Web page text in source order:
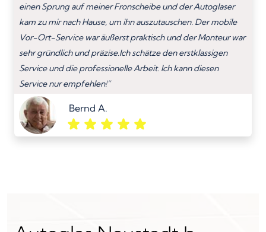
einen Sprung auf meiner Fronscheibe und der Autoglaser
kam zu mir nach Hause, um ihn auszutauschen. Der mobile
Vor-Ort-Service war äußerst praktisch und der Monteur war
sehr gründlich und präzise.Ich schätze den erstklassigen
Service und die professionelle Arbeit. Ich kann diesen
Service nur empfehlen!”
Bernd A.